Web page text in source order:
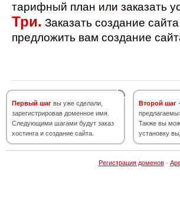
тарифный план или заказать
Три. Заказать создание
предложить вам создание
Первый шаг вы уже сделали,
зарегистрировав доменное имя.
Следующими шагами будут заказ
хостинга и создание сайта.
Второй шаг
Также вы
установку
Регистрация доменов·